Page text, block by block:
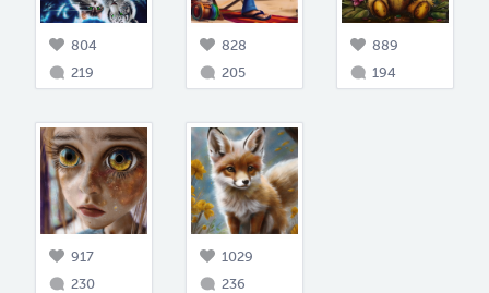
804
219
828
205
889
194
917
230
1029
236